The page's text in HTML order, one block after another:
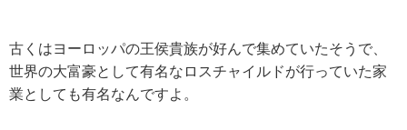
古くはヨーロッパの王侯貴族が好んで集めていたそうで、
世界の大富豪として有名なロスチャイルドが行っていた家
業としても有名なんですよ。